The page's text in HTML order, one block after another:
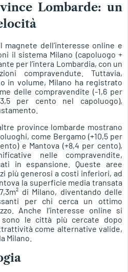
Lombarde: un
magnete dell’interesse online e
il sistema Milano (capoluogo +
per l’intera Lombardia, con un
compravendute. Tuttavia,
in volume, Milano ha registrato
delle compravendite (-1,6 per
per cento nel capoluogo),
province lombarde mostrano
come Bergamo (+10,5 per
e Mantova (+8,4 per cento),
nelle compravendite,
in espansione. Queste aree
più generosi a costi inferiori, ad
la superficie media transata
di Milano, diventando delle
per chi cerca un ottimo
Anche l’interesse online si
sono le città più cercate dopo
come alternative valide,
Milano.